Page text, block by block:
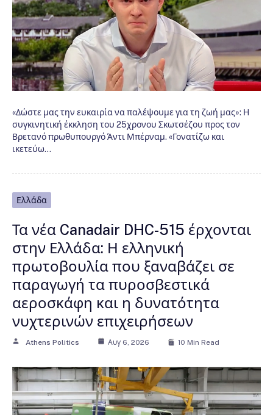
«Δώστε μας την ευκαιρία να παλέψουμε για τη ζωή μας»: Η
συγκινητική έκκληση του 25χρονου Σκωτσέζου προς τον
Βρετανό πρωθυπουργό Άντι Μπέρναμ. «Γονατίζω και
ικετεύω…
Ελλάδα
Τα νέα Canadair DHC-515 έρχονται
στην Ελλάδα: Η ελληνική
πρωτοβουλία που ξαναβάζει σε
παραγωγή τα πυροσβεστικά
αεροσκάφη και η δυνατότητα
νυχτερινών επιχειρήσεων
Athens Politics Αυγ 6, 2026 10 Min Read